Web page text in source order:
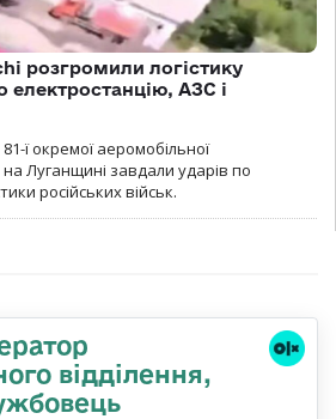
розгромили логістику
електростанцію, АЗС і
ї окремої аеромобільної
Луганщині завдали ударів по
російських військ.
відділення,